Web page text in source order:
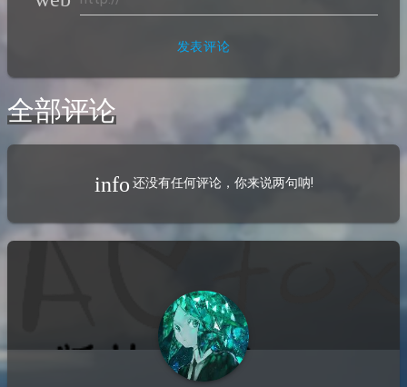
发表评论
全部评论
info 还没有任何评论，你来说两句呐!